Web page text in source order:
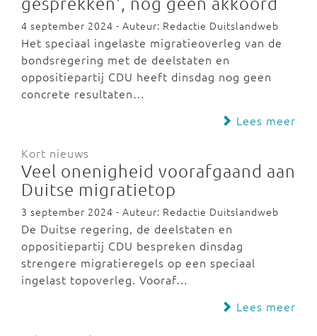
4 september 2024 - Auteur: Redactie Duitslandweb
Het speciaal ingelaste migratieoverleg van de
bondsregering met de deelstaten en
oppositiepartij CDU heeft dinsdag nog geen
concrete resultaten…
Lees meer
Kort nieuws
Veel onenigheid voorafgaand aan
Duitse migratietop
3 september 2024 - Auteur: Redactie Duitslandweb
De Duitse regering, de deelstaten en
oppositiepartij CDU bespreken dinsdag
strengere migratieregels op een speciaal
ingelast topoverleg. Vooraf…
Lees meer